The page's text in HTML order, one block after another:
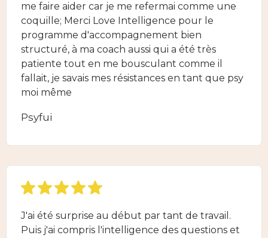
me faire aider car je me refermai comme une
coquille; Merci Love Intelligence pour le
programme d'accompagnement bien
structuré, à ma coach aussi qui a été très
patiente tout en me bousculant comme il
fallait, je savais mes résistances en tant que psy
moi même
Psyfui
J'ai été surprise au début par tant de travail.
Puis j'ai compris l'intelligence des questions et